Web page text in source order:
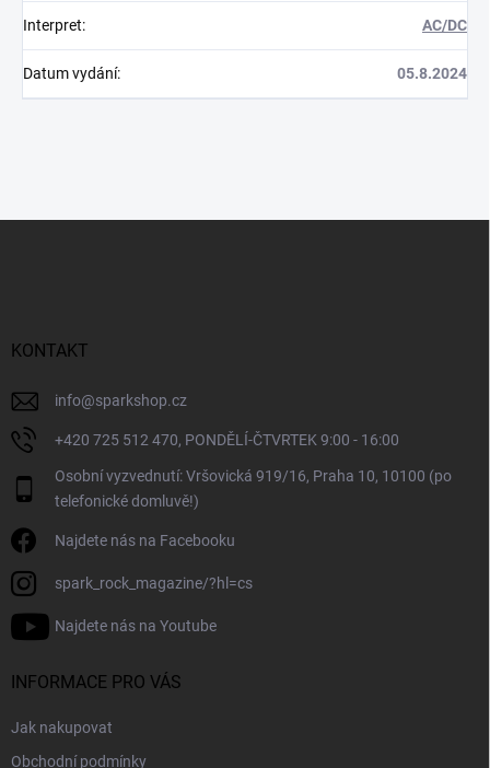
Interpret: AC/DC
Datum vydání: 05.8.2024
KONTAKT
info@sparkshop.cz
+420 725 512 470, PONDĚLÍ-ČTVRTEK 9:00 - 16:00
Osobní vyzvednutí: Vršovická 919/16, Praha 10, 10100 (po
telefonické domluvě!)
Najdete nás na Facebooku
spark_rock_magazine/?hl=cs
Najdete nás na Youtube
INFORMACE PRO VÁS
Jak nakupovat
Obchodní podmínky